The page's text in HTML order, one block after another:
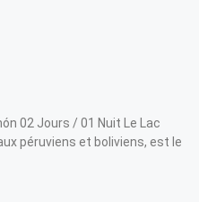
02 Jours / 01 Nuit Le Lac
péruviens et boliviens, est le